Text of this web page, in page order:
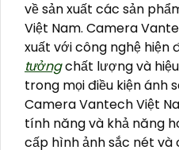
về sản xuất các sản
Việt Nam. Camera
xuất với công nghệ hiện
tưởngchất lượng và
trong mọi điều kiện ánh
Camera Vantech Việt
tính năng và khả năng
cấp hình ảnh sắc nét